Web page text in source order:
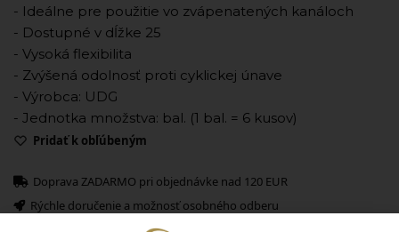
- Ideálne pre použitie vo zvápenatených kanáloch
- Dostupné v dĺžke 25
- Vysoká flexibilita
- Zvýšená odolnosť proti cyklickej únave
- Výrobca: UDG
- Jednotka množstva: bal. (1 bal. = 6 kusov)
Pridať k obľúbeným
Doprava ZADARMO pri objednávke nad 120 EUR
Rýchle doručenie a možnosť osobného odberu